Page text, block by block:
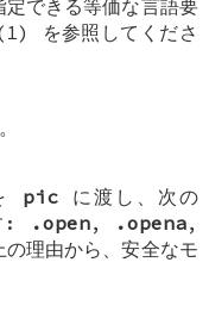
できる等価な言語要
を参照してくださ
picに渡し、次の
: .open, .opena,
の理由から、安全なモ